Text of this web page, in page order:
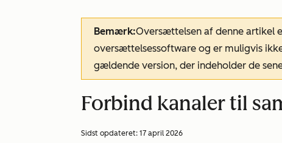
Bemærk:Oversættelsen af denne artikel
oversættelsessoftware og er muligvis
gældende version, der indeholder de
Forbind kanaler til
Sidst opdateret: 17 april 2026